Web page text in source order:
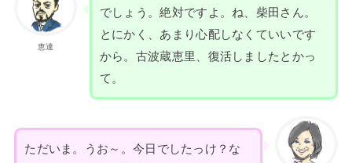
恵達
でしょう。絶対ですよ。ね、柴田さん。
とにかく、あまり心配しなくていいです
から。古波蔵恵里、復活しましたとかっ
て。
ただいま。うお～。今日でしたっけ？な